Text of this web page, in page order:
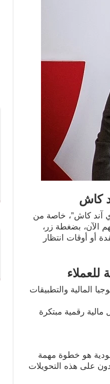
كاش
آند كاش”، خاصة من
الآن، بضغطة زر،
أو أوقات انتظار
للعملاء
المالية والتطبيقات
رقمية مبتكرة
هو خطوة مهمة
على هذه التحويلات